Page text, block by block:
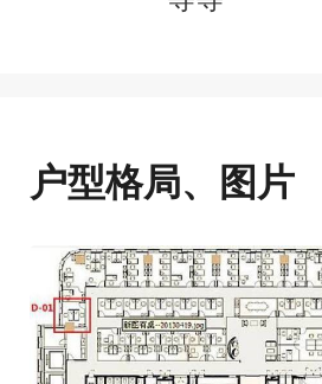
户型格局、图片